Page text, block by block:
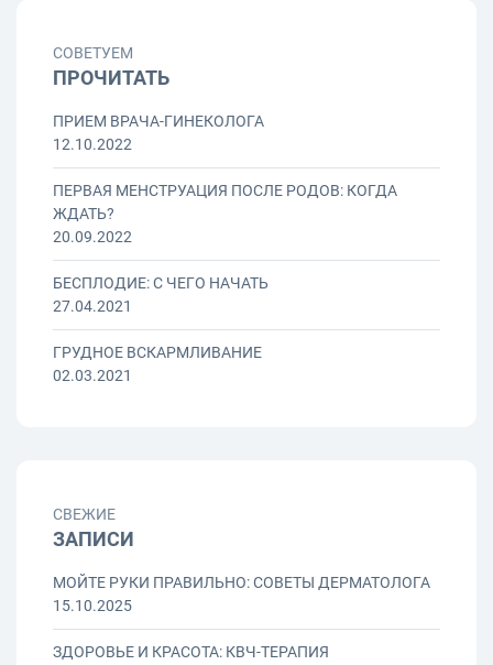
СОВЕТУЕМ
ПРОЧИТАТЬ
ПРИЕМ ВРАЧА-ГИНЕКОЛОГА
12.10.2022
ПЕРВАЯ МЕНСТРУАЦИЯ ПОСЛЕ РОДОВ: КОГДА
ЖДАТЬ?
20.09.2022
БЕСПЛОДИЕ: С ЧЕГО НАЧАТЬ
27.04.2021
ГРУДНОЕ ВСКАРМЛИВАНИЕ
02.03.2021
СВЕЖИЕ
ЗАПИСИ
МОЙТЕ РУКИ ПРАВИЛЬНО: СОВЕТЫ ДЕРМАТОЛОГА
15.10.2025
ЗДОРОВЬЕ И КРАСОТА: КВЧ-ТЕРАПИЯ